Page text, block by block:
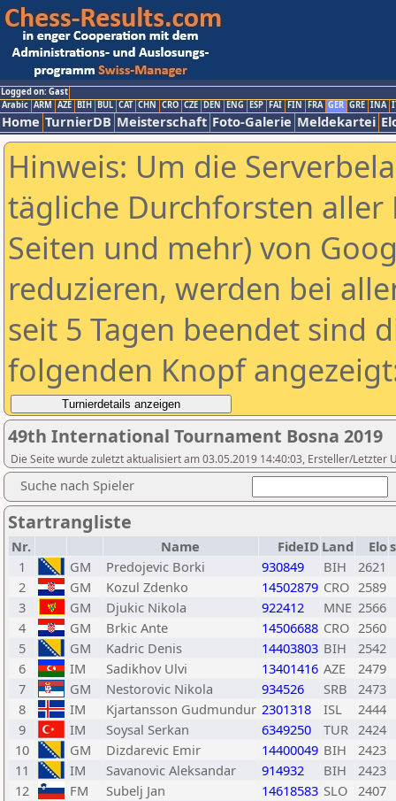
Logged on: Gast
Arabic ARM AZE BIH BUL CAT CHN CRO CZE DEN ENG ESP FAI FIN FRA GER GRE INA
Home TurnierDB Meisterschaft Foto-Galerie Meldekartei
Hinweis: Um die
tägliche Durchforsten aller
Seiten und mehr) von
reduzieren, werden bei
seit 5 Tagen beendet sind
folgenden Knopf
49th International Tournament Bosna 2019
Die Seite wurde zuletzt aktualisiert am 03.05.2019 14:40:03, Ersteller/Letzter
Suche nach Spieler
Startrangliste
Nr. Name FideID Land Elo
1
GM Predojevic Borki 930849 BIH
2621
2
GM Kozul Zdenko 14502879 CRO 2589
3
GM Djukic Nikola 922412 MNE 2566
4
GM Brkic Ante 14506688 CRO 2560
5
GM Kadric Denis 14403803 BIH
2542
6
IM Sadikhov Ulvi 13401416 AZE
2479
7
GM Nestorovic Nikola 934526 SRB
2473
8
IM Kjartansson Gudmundur 2301318 ISL
2444
9
IM Soysal Serkan 6349250 TUR 2424
10
GM Dizdarevic Emir 14400049 BIH
2423
11
IM Savanovic Aleksandar 914932 BIH
2423
12
FM Subelj Jan 14618583 SLO 2407